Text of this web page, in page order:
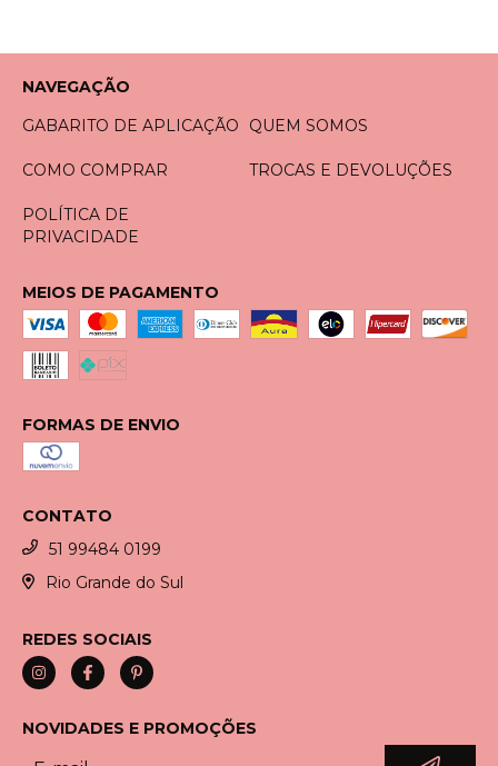
NAVEGAÇÃO
GABARITO DE APLICAÇÃO
QUEM SOMOS
COMO COMPRAR TROCAS E DEVOLUÇÕES
POLÍTICA DE
PRIVACIDADE
MEIOS DE PAGAMENTO
FORMAS DE ENVIO
CONTATO
51 99484 0199
Rio Grande do Sul
REDES SOCIAIS
NOVIDADES E PROMOÇÕES